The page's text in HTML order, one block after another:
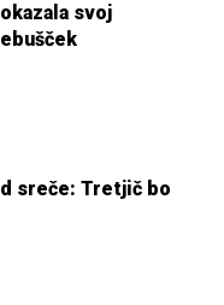
svoj
sreče: Tretjič bo